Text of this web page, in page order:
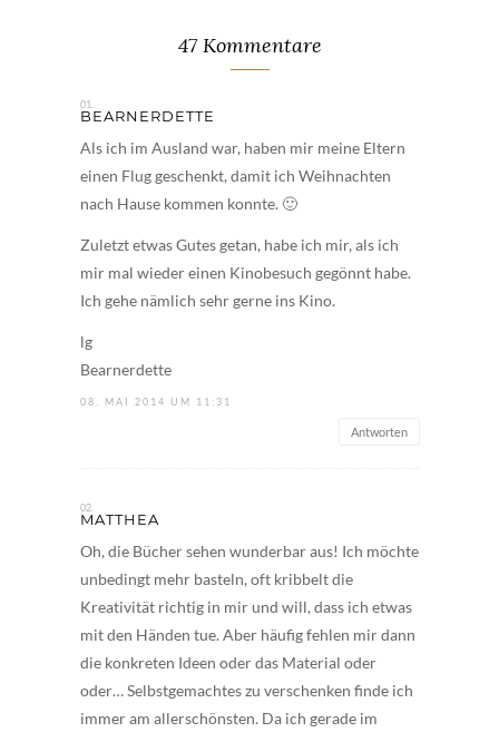
47 Kommentare
BEARNERDETTE
Als ich im Ausland war, haben mir meine Eltern
einen Flug geschenkt, damit ich Weihnachten
nach Hause kommen konnte. 🙂
Zuletzt etwas Gutes getan, habe ich mir, als ich
mir mal wieder einen Kinobesuch gegönnt habe.
Ich gehe nämlich sehr gerne ins Kino.
lg
Bearnerdette
08. MAI 2014 UM 11:31
Antworten
MATTHEA
Oh, die Bücher sehen wunderbar aus! Ich möchte
unbedingt mehr basteln, oft kribbelt die
Kreativität richtig in mir und will, dass ich etwas
mit den Händen tue. Aber häufig fehlen mir dann
die konkreten Ideen oder das Material oder
oder… Selbstgemachtes zu verschenken finde ich
immer am allerschönsten. Da ich gerade im